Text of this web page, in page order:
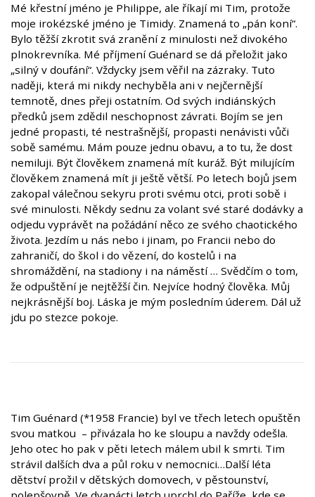
Mé křestní jméno je Philippe, ale říkají mi Tim, protože
moje irokézské jméno je Timidy. Znamená to „pán koní“.
Bylo těžší zkrotit svá zranění z minulosti než divokého
plnokrevníka. Mé příjmení Guénard se dá přeložit jako
„silný v doufání“. Vždycky jsem věřil na zázraky. Tuto
naději, která mi nikdy nechyběla ani v nejčernější
temnotě, dnes přeji ostatním. Od svých indiánských
předků jsem zdědil neschopnost závrati. Bojím se jen
jedné propasti, té nestrašnější, propasti nenávisti vůči
sobě samému. Mám pouze jednu obavu, a to tu, že dost
nemiluji. Být člověkem znamená mít kuráž. Být milujícím
člověkem znamená mít ji ještě větší. Po letech bojů jsem
zakopal válečnou sekyru proti svému otci, proti sobě i
své minulosti. Někdy sednu za volant své staré dodávky a
odjedu vyprávět na požádání něco ze svého chaotického
života. Jezdím u nás nebo i jinam, po Francii nebo do
zahraničí, do škol i do vězení, do kostelů i na
shromáždění, na stadiony i na náměstí … Svědčím o tom,
že odpuštění je nejtěžší čin. Nejvíce hodný člověka. Můj
nejkrásnější boj. Láska je mým posledním úderem. Dál už
jdu po stezce pokoje.
Tim Guénard (*1958 Francie) byl ve třech letech opuštěn
svou matkou – přivázala ho ke sloupu a navždy odešla.
Jeho otec ho pak v pěti letech málem ubil k smrti. Tim
strávil dalších dva a půl roku v nemocnici…Další léta
dětství prožil v dětských domovech, v pěstounství,